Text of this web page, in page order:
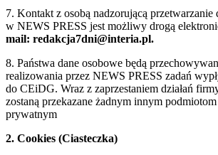
7. Kontakt z osobą nadzorującą przetwarzanie
w NEWS PRESS jest możliwy drogą
mail: redakcja7dni@interia.pl.
8. Państwa dane osobowe będą
realizowania przez NEWS PRESS zadań
do CEiDG. Wraz z zaprzestaniem działań
zostaną przekazane żadnym innym
prywatnym
2. Cookies (Ciasteczka)